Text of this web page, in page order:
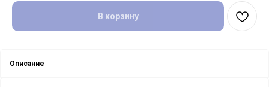
В корзину
Описание